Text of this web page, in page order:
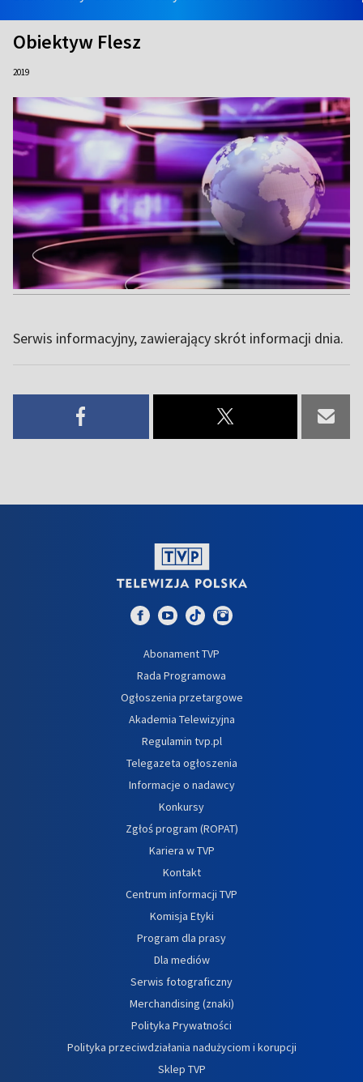
Obiektyw Flesz
2019
Serwis informacyjny, zawierający skrót informacji dnia.
Abonament TVP
Rada Programowa
Ogłoszenia przetargowe
Akademia Telewizyjna
Regulamin tvp.pl
Telegazeta ogłoszenia
Informacje o nadawcy
Konkursy
Zgłoś program (ROPAT)
Kariera w TVP
Kontakt
Centrum informacji TVP
Komisja Etyki
Program dla prasy
Dla mediów
Serwis fotograficzny
Merchandising (znaki)
Polityka Prywatności
Polityka przeciwdziałania nadużyciom i korupcji
Sklep TVP